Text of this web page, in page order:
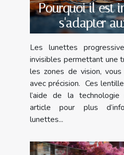
Pourquoi il est
s'adapter
Les lunettes
invisibles permettant une
les zones de vision,
avec précision. Ces
l’aide de la
article pour plus
lunettes...